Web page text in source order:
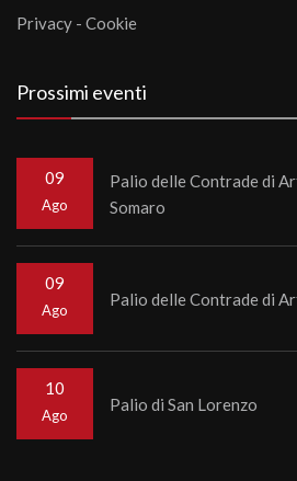
Privacy - Cookie
Prossimi eventi
09
Ago
Palio delle Contrade di
Somaro
09
Ago
Palio delle Contrade di
10
Ago
Palio di San Lorenzo